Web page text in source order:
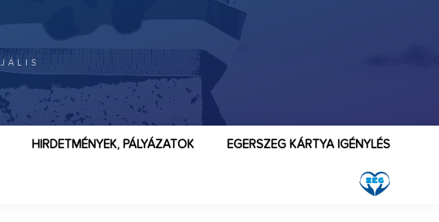
EGERSZEG KÁRTYA IGÉNYLÉS
HIRDETMÉNYEK, PÁLYÁZATOK